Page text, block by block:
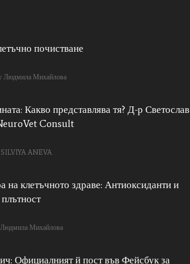
почистване
Людмила Михайлова
Какво представлява тя? Д-р Светослав
Consult
SILVIYA ANEVA
на клетъчното здраве: Антиоксиданти и
Людмила Михайлова
Официалният й пост във Фейсбук за